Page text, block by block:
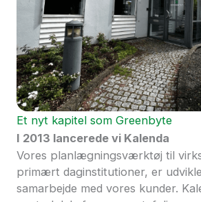
Et nyt kapitel som Greenbyte
I 2013 lancerede vi Kalenda
Vores planlægningsværktøj til
primært daginstitutioner, er
samarbejde med vores kunder.